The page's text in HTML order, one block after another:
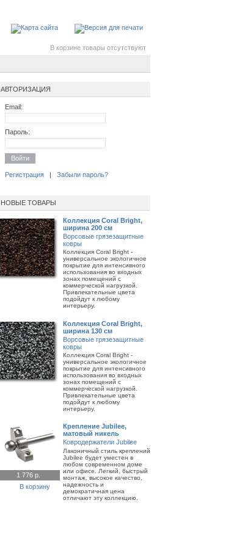
В корзине товары отсутствуют
АВТОРИЗАЦИЯ
Email:
Пароль:
Войти
Регистрация| Забыли пароль?
НОВЫЕ ТОВАРЫ
Коллекция Coral Bright,
ширина 200 см
Ворсовые грязезащитные
ковры
Коллекция Coral Bright -
универсальное экологичное
покрытие для интенсивного
использования во входных
зонах помещений с
коммерческой нагрузкой.
Привлекательные цвета
подойдут к любому
интерьеру.
Коллекция Coral Bright,
ширина 130 см
Ворсовые грязезащитные
ковры
Коллекция Coral Bright -
универсальное экологичное
покрытие для интенсивного
использования во входных
зонах помещений с
коммерческой нагрузкой.
Привлекательные цвета
подойдут к любому
интерьеру.
1 776 р.
В корзину
Крепление Jubilee,
матовый никель
Ковродержатели Jubilee
Лаконичный стиль креплений
Jubilee будет уместен в
любом современном доме
или офисе. Легкий, быстрый
монтаж, высокое качество,
надежность и
демократичная цена
отличают эту коллекцию.